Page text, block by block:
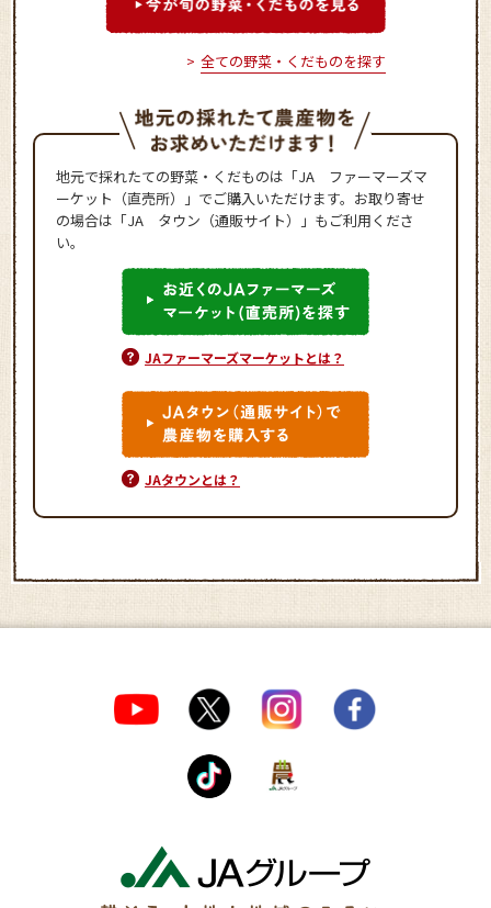
全ての野菜・くだものを探す
地元で採れたての野菜・くだものは「JA ファーマーズマ
ーケット（直売所）」でご購入いただけます。お取り寄せ
の場合は「JA タウン（通販サイト）」もご利用くださ
い。
JAファーマーズマーケットとは？
JAタウンとは？